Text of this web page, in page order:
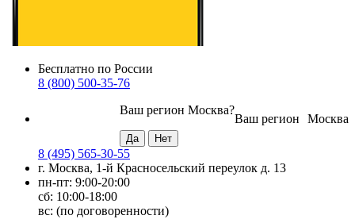
Бесплатно по России
8 (800) 500-35-76
Москва
Ваш регион
Ваш регион Москва?
8 (495) 565-30-55
г. Москва, 1-й Красносельский переулок д. 13
пн-пт: 9:00-20:00
сб: 10:00-18:00
вс: (по договоренности)